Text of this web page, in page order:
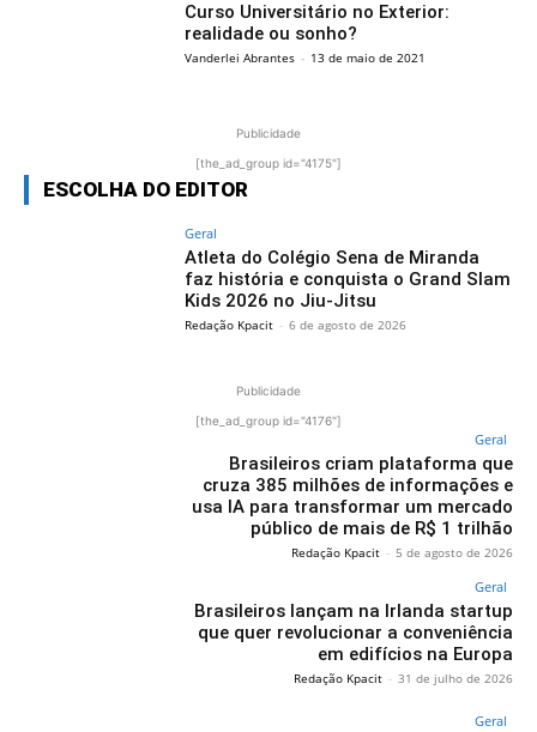
Curso Universitário no Exterior:
realidade ou sonho?
Vanderlei Abrantes - 13 de maio de 2021
Publicidade
[the_ad_group id="4175"]
ESCOLHA DO EDITOR
Geral
Atleta do Colégio Sena de Miranda
faz história e conquista o Grand Slam
Kids 2026 no Jiu-Jitsu
Redação Kpacit - 6 de agosto de 2026
Publicidade
[the_ad_group id="4176"]
Geral
Brasileiros criam plataforma que
cruza 385 milhões de informações e
usa IA para transformar um mercado
público de mais de R$ 1 trilhão
Redação Kpacit - 5 de agosto de 2026
Geral
Brasileiros lançam na Irlanda startup
que quer revolucionar a conveniência
em edifícios na Europa
Redação Kpacit - 31 de julho de 2026
Geral